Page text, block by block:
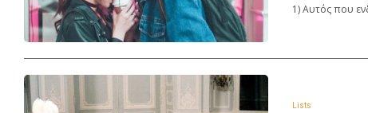
1) Αυτός που
Lists